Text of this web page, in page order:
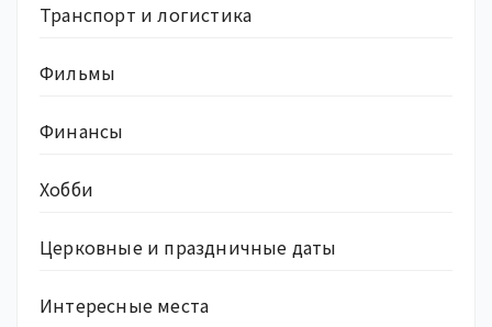
Транспорт и логистика
Фильмы
Финансы
Хобби
Церковные и праздничные даты
Интересные места